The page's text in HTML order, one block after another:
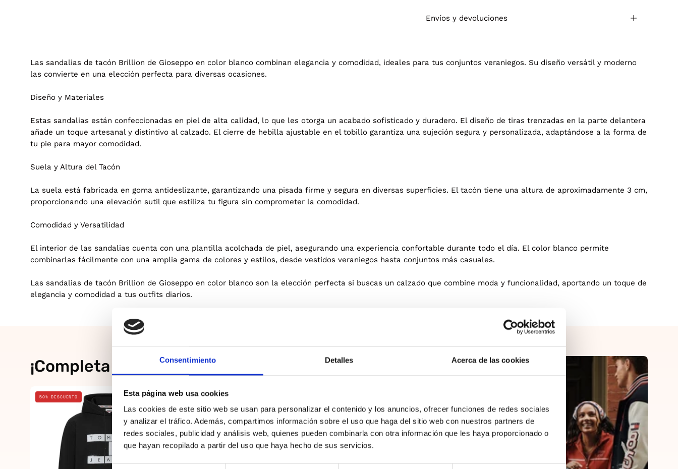
Consentimiento Detalles Acerca de las cookies
Esta página web usa cookies
Las cookies de este sitio web se usan para personalizar el contenido y los anuncios, ofrecer funciones de redes sociales
y analizar el tráfico. Además, compartimos información sobre el uso que haga del sitio web con nuestros partners de
redes sociales, publicidad y análisis web, quienes pueden combinarla con otra información que les haya proporcionado o
que hayan recopilado a partir del uso que haya hecho de sus servicios.
Envíos y devoluciones
Las sandalias de tacón Brillion de Gioseppo en color blanco combinan elegancia y comodidad, ideales para tus conjuntos veraniegos. Su diseño versátil y moderno
las convierte en una elección perfecta para diversas ocasiones.
Diseño y Materiales
Estas sandalias están confeccionadas en piel de alta calidad, lo que les otorga un acabado sofisticado y duradero. El diseño de tiras trenzadas en la parte delantera
añade un toque artesanal y distintivo al calzado. El cierre de hebilla ajustable en el tobillo garantiza una sujeción segura y personalizada, adaptándose a la forma de
tu pie para mayor comodidad.
Suela y Altura del Tacón
La suela está fabricada en goma antideslizante, garantizando una pisada firme y segura en diversas superficies. El tacón tiene una altura de aproximadamente 3 cm,
proporcionando una elevación sutil que estiliza tu figura sin comprometer la comodidad.
Comodidad y Versatilidad
El interior de las sandalias cuenta con una plantilla acolchada de piel, asegurando una experiencia confortable durante todo el día. El color blanco permite
combinarlas fácilmente con una amplia gama de colores y estilos, desde vestidos veraniegos hasta conjuntos más casuales.
Las sandalias de tacón Brillion de Gioseppo en color blanco son la elección perfecta si buscas un calzado que combine moda y funcionalidad, aportando un toque de
elegancia y comodidad a tus outfits diarios.
¡Completa el look!
Negro
50% DESCUENTO 20% DESCUENTO